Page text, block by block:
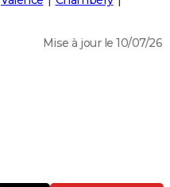
Mise à jour le 10/07/26